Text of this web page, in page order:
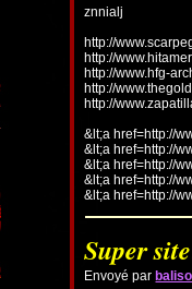
znnialj
http://
http://
http://www.hfg-
http://
http://
&lt;a href=http://
&lt;a href=http://
&lt;a href=http://
&lt;a href=http://
&lt;a href=http://
Super
Envoyé par